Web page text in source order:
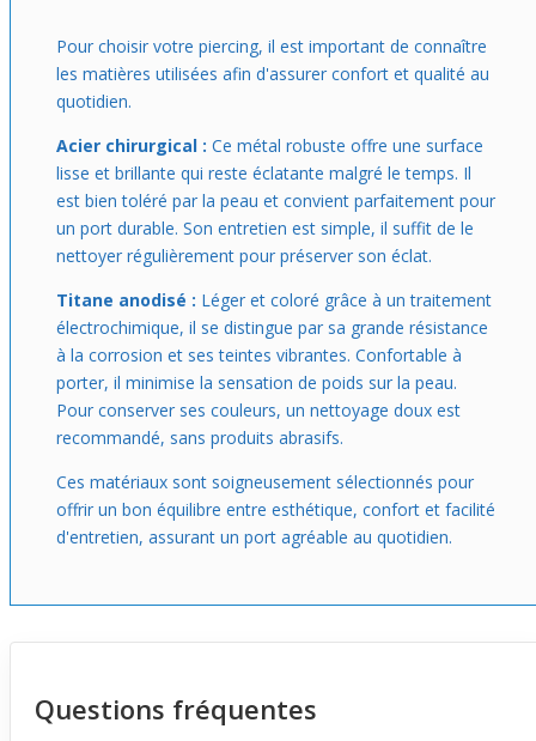
Pour choisir votre piercing, il est important de connaître
les matières utilisées afin d'assurer confort et qualité au
quotidien.
Acier chirurgical : Ce métal robuste offre une surface
lisse et brillante qui reste éclatante malgré le temps. Il
est bien toléré par la peau et convient parfaitement pour
un port durable. Son entretien est simple, il suffit de le
nettoyer régulièrement pour préserver son éclat.
Titane anodisé : Léger et coloré grâce à un traitement
électrochimique, il se distingue par sa grande résistance
à la corrosion et ses teintes vibrantes. Confortable à
porter, il minimise la sensation de poids sur la peau.
Pour conserver ses couleurs, un nettoyage doux est
recommandé, sans produits abrasifs.
Ces matériaux sont soigneusement sélectionnés pour
offrir un bon équilibre entre esthétique, confort et facilité
d'entretien, assurant un port agréable au quotidien.
Questions fréquentes